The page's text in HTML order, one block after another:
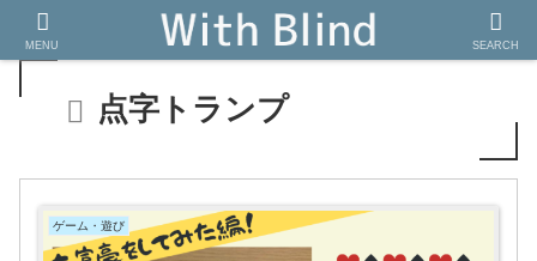
点字トランプ
ゲーム・遊び
MENU SEARCH